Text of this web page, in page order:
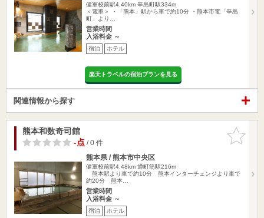
健軍校前駅4.40km 辛島町駅334m
＜電車＞ ・「熊本」駅から車で約10分 ・熊本市電「辛島
町」より…
営業時間
入浴料金 ～
宿泊 ホテル
楽天トラベルの宿泊プランを見る
関連情報から探す
お気に入
りに追加
熊本和数奇司館
-点/ 0 件
熊本県 / 熊本市中央区
健軍校前駅4.48km 通町筋駅216m
熊本駅より車で約10分 熊本インターチェンジより車で
約20分 熊本…
営業時間
入浴料金 ～
宿泊 ホテル